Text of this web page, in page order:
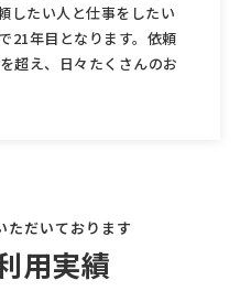
したい人と仕事をしたい
21年目となります。依頼
超え、日々たくさんのお
ただいております
用実績